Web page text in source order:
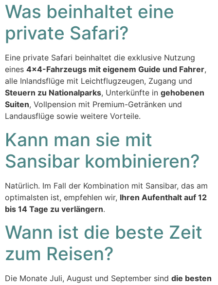
Was beinhaltet eine
private Safari?
Eine private Safari beinhaltet die exklusive Nutzung
eines 4×4-Fahrzeugs mit eigenem Guide und Fahrer,
alle Inlandsflüge mit Leichtflugzeugen, Zugang und
Steuern zu Nationalparks, Unterkünfte in gehobenen
Suiten, Vollpension mit Premium-Getränken und
Landausflüge sowie weitere Vorteile.
Kann man sie mit
Sansibar kombinieren?
Natürlich. Im Fall der Kombination mit Sansibar, das am
optimalsten ist, empfehlen wir, Ihren Aufenthalt auf 12
bis 14 Tage zu verlängern.
Wann ist die beste Zeit
zum Reisen?
Die Monate Juli, August und September sind die besten